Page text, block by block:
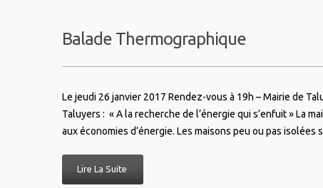
Balade Thermographique
Le jeudi 26 janvier 2017 Rendez-vous à 19h – Mairie de
Taluyers : « A la recherche de l’énergie qui s’enfuit » La
aux économies d’énergie. Les maisons peu ou pas
Lire La Suite